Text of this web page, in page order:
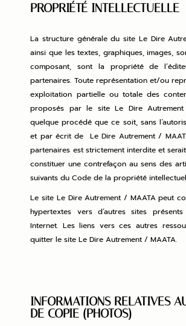
PROPRIÉTÉ INTELLECTUELLE
La structure générale du site Le Dire
ainsi que les textes, graphiques, images,
composant, sont la propriété de
partenaires. Toute représentation et/ou
exploitation partielle ou totale des
proposés par le site Le Dire
quelque procédé que ce soit, sans
et par écrit de Le Dire Autrement /
partenaires est strictement interdite et
constituer une contrefaçon au sens des
suivants du Code de la propriété
Le site Le Dire Autrement / MAATA peut
hypertextes vers d’autres sites
Internet. Les liens vers ces autres
quitter le site Le Dire Autrement / MAATA.
INFORMATIONS RELATIVES
DE COPIE (PHOTOS)